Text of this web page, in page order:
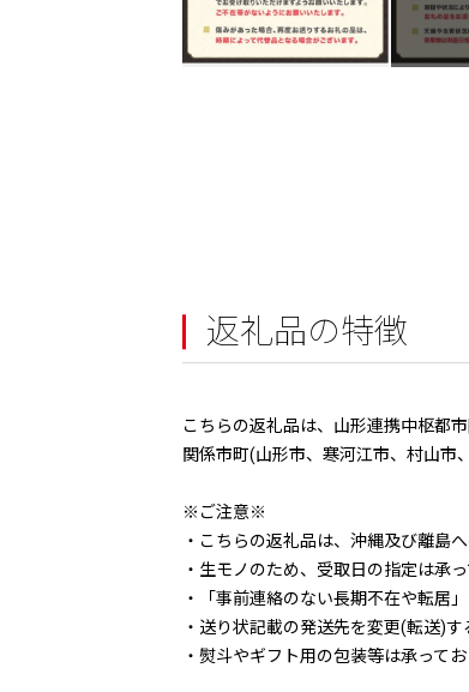
返礼品の特徴
こちらの返礼品は、山形連携中枢都
関係市町(山形市、寒河江市、村山市
※ご注意※
・こちらの返礼品は、沖縄及び離島
・生モノのため、受取日の指定は承っ
・「事前連絡のない長期不在や転居
・送り状記載の発送先を変更(転送)
・熨斗やギフト用の包装等は承って